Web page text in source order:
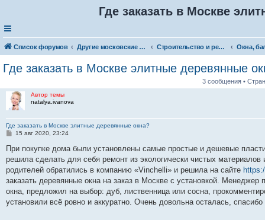
Где заказать в Москве
Список форумов Другие московские товары и услуги Строительство и ремонт
Где заказать в Москве элитные деревянные
3 сообщения •
Автор темы
natalya.ivanova
Где заказать в Москве элитные деревянные окна?
С
о
щ
е
н
и
е
15 авг 2020, 23:24
При покупке дома были установлены самые простые и дешевые
решила сделать для себя ремонт из экологически чистых
родителей обратились в компанию «Vinchelli» и решила на сайте
заказать деревянные окна на заказ в Москве с установкой.
окна, предложил на выбор: дуб, лиственница или сосна,
установили всё ровно и аккуратно. Очень довольна осталась,